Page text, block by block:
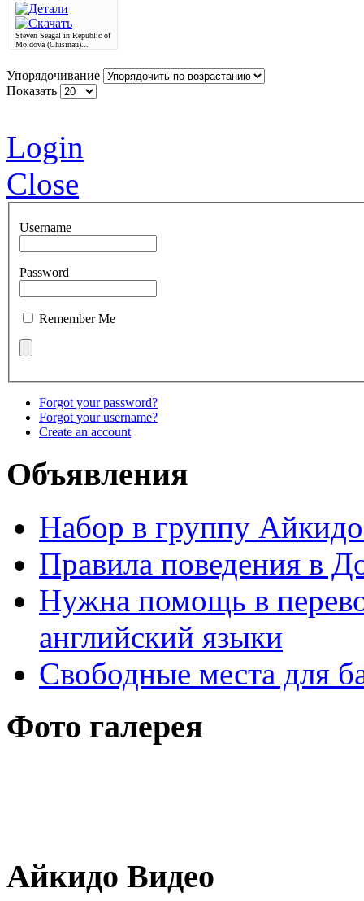
Steven Seagal in Republic of
Moldova (Chisinau)...
Упорядочивание
Показать
Login
Close
Username
Password
Remember Me
Forgot your password?
Forgot your username?
Create an account
Объявления
Набор в группу
Правила поведения в
Нужна помощь в
английский языки
Свободные места для
Фото галерея
Айкидо Видео